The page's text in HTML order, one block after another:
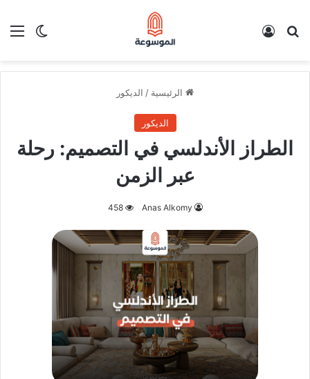
الوضع بحث عن
الرئيسية / الديكور
الديكور
الطراز الأندلسي في التصميم: رحلة
عبر الزمن
Anas Alkomy
458